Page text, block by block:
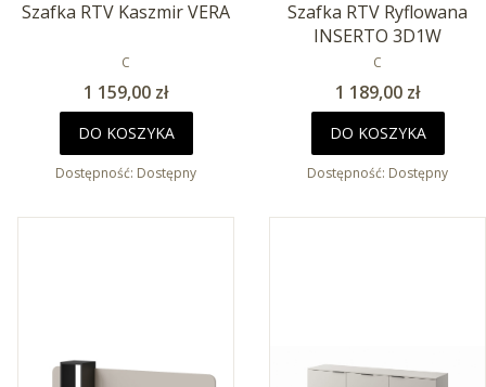
Szafka RTV Kaszmir VERA
PRODUCENT
C
Cena
1 159,00 zł
DO KOSZYKA
Dostępność: Dostępny
Szafka RTV Ryflowana
INSERTO 3D1W
PRODUCENT
C
Cena
1 189,00 zł
DO KOSZYKA
Dostępność: Dostępny